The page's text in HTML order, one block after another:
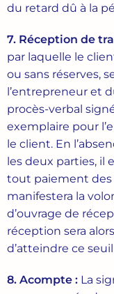
du retard dû à la
7. Réception de
par laquelle le
ou sans réserves,
l’entrepreneur et
procès-verbal
exemplaire pour
le client. En
les deux parties, il
tout paiement des
manifestera la
d’ouvrage de
réception sera
d’atteindre ce seuil
8. Acompte : La